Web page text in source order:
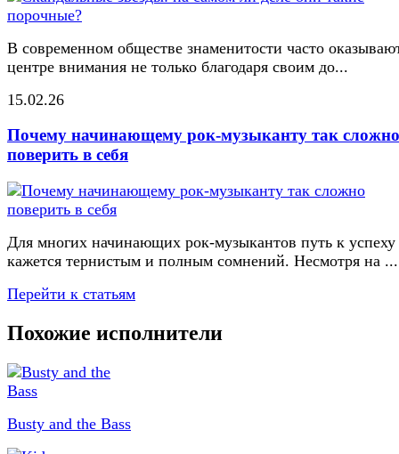
В современном обществе знаменитости часто
центре внимания не только благодаря своим до...
15.02.26
Почему начинающему рок-музыканту так сложно
поверить в себя
Для многих начинающих рок-музыкантов путь к успеху
кажется тернистым и полным сомнений. Несмотря на ...
Перейти к статьям
Похожие исполнители
Busty and the Bass